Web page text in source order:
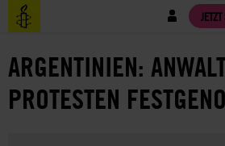
Direkt
zum
Benutzermenü
ARGENTINIEN:
PROTESTEN